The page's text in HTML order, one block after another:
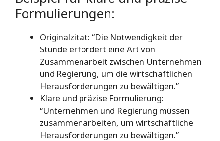
Formulierungen:
Originalzitat: “Die Notwendigkeit der
Stunde erfordert eine Art von
Zusammenarbeit zwischen Unternehmen
und Regierung, um die wirtschaftlichen
Herausforderungen zu bewältigen.”
Klare und präzise Formulierung:
“Unternehmen und Regierung müssen
zusammenarbeiten, um wirtschaftliche
Herausforderungen zu bewältigen.”